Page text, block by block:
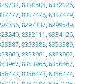
, 8330803, 8332126,
, 8337478, 8337479,
, 8297337, 8299549,
, 8332111 , 8334126,
, 8353388, 8353389,
, 8353961 , 8353962,
, 8353968, 8356467,
, 8356473, 8356474,